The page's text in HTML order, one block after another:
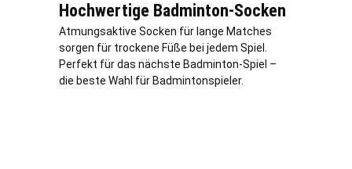
Hochwertige Badminton-Socken
Atmungsaktive Socken für lange Matches
sorgen für trockene Füße bei jedem Spiel.
Perfekt für das nächste Badminton-Spiel –
die beste Wahl für Badmintonspieler.